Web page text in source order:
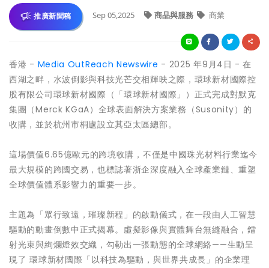
推廣新聞稿 Sep 05,2025 商品與服務 商業
香港 - Media OutReach Newswire - 2025 年9月4日 - 在
西湖之畔，水波倒影與科技光芒交相輝映之際，環球新材國際控
股有限公司環球新材國際（「環球新材國際」）正式完成對默克
集團（Merck KGaA）全球表面解決方案業務（Susonity）的
收購，並於杭州市桐廬設立其亞太區總部。
這場價值6.65億歐元的跨境收購，不僅是中國珠光材料行業迄今
最大規模的跨國交易，也標誌著浙企深度融入全球產業鏈、重塑
全球價值體系影響力的重要一步。
主題為「眾行致遠，璀璨新程」的啟動儀式，在一段由人工智慧
驅動的動畫倒數中正式揭幕。虛擬影像與實體舞台無縫融合，鐳
射光束與絢爛燈效交織，勾勒出一張動態的全球網絡——生動呈
現了 環球新材國際「以科技為驅動，與世界共成長」的企業理